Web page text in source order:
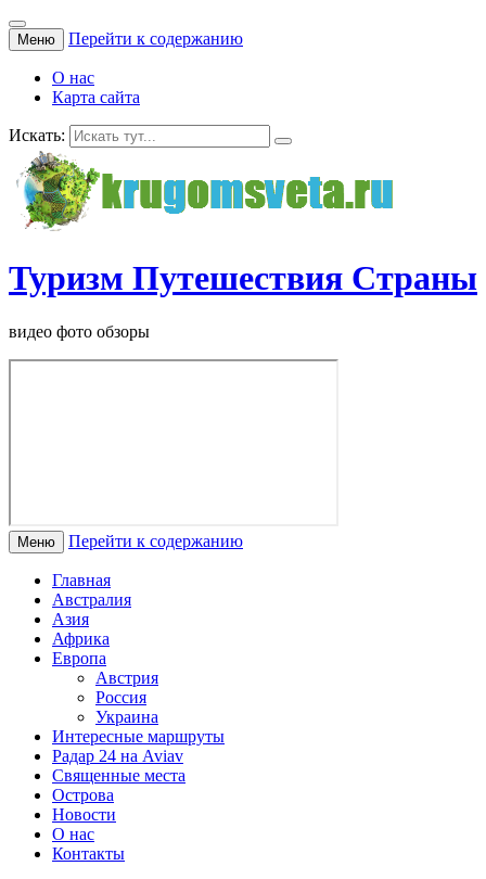
Меню Перейти к содержанию
О нас
Карта сайта
Искать:
Туризм Путешествия Страны
видео фото обзоры
Меню Перейти к содержанию
Главная
Австралия
Азия
Африка
Европа
Австрия
Россия
Украина
Интересные маршруты
Радар 24 на Aviav
Священные места
Острова
Новости
О нас
Контакты